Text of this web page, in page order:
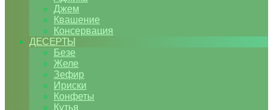
Джем
Квашение
Консервация
ДЕСЕРТЫ
Безе
Желе
Зефир
Ириски
Конфеты
Кутья